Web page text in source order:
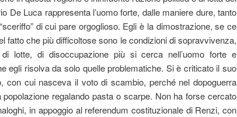
De Luca rappresenta l’uomo forte, dalle maniere dure, tanto
di cui pare orgoglioso. Egli è la dimostrazione, se ce
fatto che più difficoltose sono le condizioni di sopravvivenza,
lotte, di disoccupazione più si cerca nell’uomo forte e
egli risolva da solo quelle problematiche. Si è criticato il suo
con cui nasceva il voto di scambio, perché nel dopoguerra
regalando pasta o scarpe. Non ha forse cercato
in appoggio al referendum costituzionale di Renzi, con